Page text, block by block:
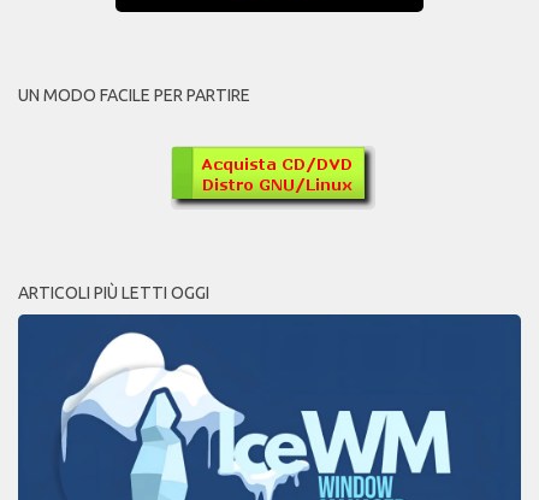
UN MODO FACILE PER PARTIRE
ARTICOLI PIÙ LETTI OGGI